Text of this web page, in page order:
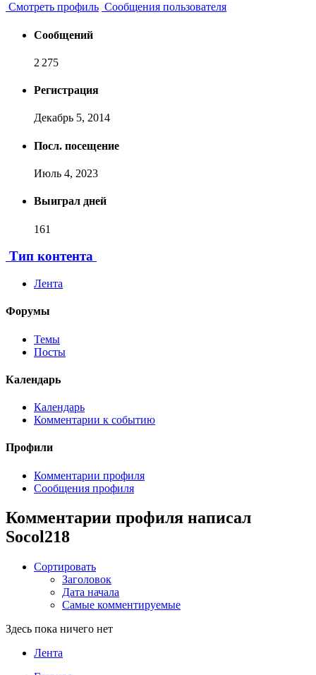
Смотреть профиль Сообщения пользователя
Сообщений
2 275
Регистрация
Декабрь 5, 2014
Посл. посещение
Июль 4, 2023
Выиграл дней
161
Тип контента
Лента
Форумы
Темы
Посты
Календарь
Календарь
Комментарии к событию
Профили
Комментарии профиля
Сообщения профиля
Комментарии профиля написал
Socol218
Сортировать
Заголовок
Дата начала
Самые комментируемые
Здесь пока ничего нет
Лента